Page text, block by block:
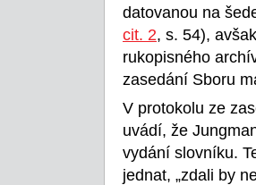
datovanou na
cit. 2, s. 54),
rukopisného
zasedání Sboru
V protokolu ze
uvádí, že
vydání slovníku.
jednat, „zdali by